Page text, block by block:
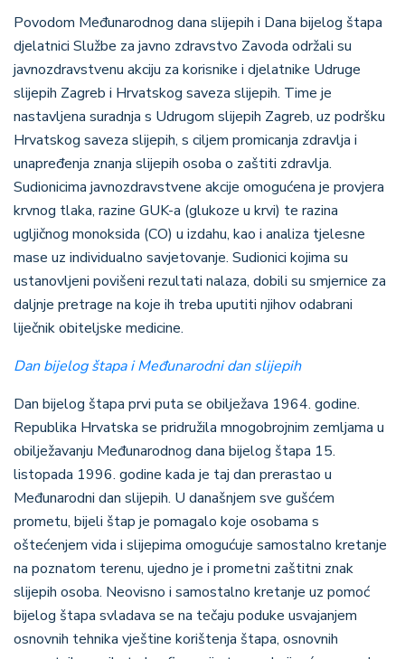
Povodom Međunarodnog dana slijepih i Dana bijelog štapa
djelatnici Službe za javno zdravstvo Zavoda održali su
javnozdravstvenu akciju za korisnike i djelatnike Udruge
slijepih Zagreb i Hrvatskog saveza slijepih. Time je
nastavljena suradnja s Udrugom slijepih Zagreb, uz podršku
Hrvatskog saveza slijepih, s ciljem promicanja zdravlja i
unapređenja znanja slijepih osoba o zaštiti zdravlja.
Sudionicima javnozdravstvene akcije omogućena je provjera
krvnog tlaka, razine GUK-a (glukoze u krvi) te razina
ugljičnog monoksida (CO) u izdahu, kao i analiza tjelesne
mase uz individualno savjetovanje. Sudionici kojima su
ustanovljeni povišeni rezultati nalaza, dobili su smjernice za
daljnje pretrage na koje ih treba uputiti njihov odabrani
liječnik obiteljske medicine.
Dan bijelog štapa i Međunarodni dan slijepih
Dan bijelog štapa prvi puta se obilježava 1964. godine.
Republika Hrvatska se pridružila mnogobrojnim zemljama u
obilježavanju Međunarodnog dana bijelog štapa 15.
listopada 1996. godine kada je taj dan prerastao u
Međunarodni dan slijepih. U današnjem sve gušćem
prometu, bijeli štap je pomagalo koje osobama s
oštećenjem vida i slijepima omogućuje samostalno kretanje
na poznatom terenu, ujedno je i prometni zaštitni znak
slijepih osoba. Neovisno i samostalno kretanje uz pomoć
bijelog štapa svladava se na tečaju poduke usvajanjem
osnovnih tehnika vještine korištenja štapa, osnovnih